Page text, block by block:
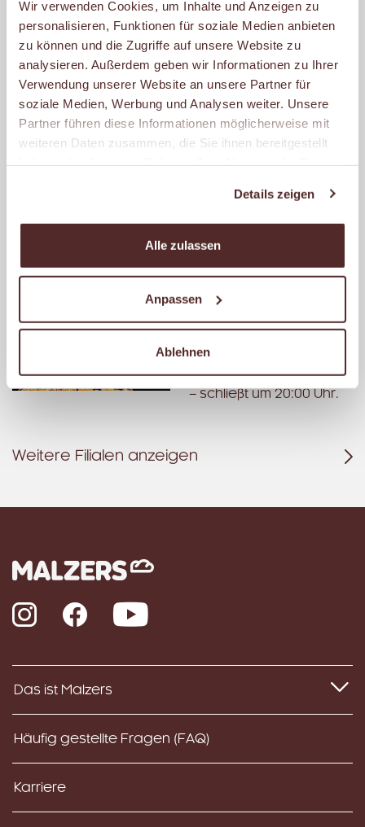
Wir verwenden Cookies, um Inhalte und Anzeigen zu
personalisieren, Funktionen für soziale Medien anbieten
zu können und die Zugriffe auf unsere Website zu
analysieren. Außerdem geben wir Informationen zu Ihrer
Verwendung unserer Website an unsere Partner für
soziale Medien, Werbung und Analysen weiter. Unsere
Partner führen diese Informationen möglicherweise mit
weiteren Daten zusammen, die Sie ihnen bereitgestellt
Details zeigen
Alle zulassen
Anpassen
Ablehnen
Geöffnet
– schließt um 20:00 Uhr.
MALZERS BACKSTUBE IM
FREESTANDER
Lünener Straße 37
59368 Werne
Geöffnet
MALZERS BACKSTUBE IM
REWE FILIPS
Husener Str. 46
Geöffnet
– schließt um 20:00 Uhr.
Weitere Filialen anzeigen
InstagramFacebook YouTube
Das ist Malzers
Häufig gestellte Fragen (FAQ)
Karriere